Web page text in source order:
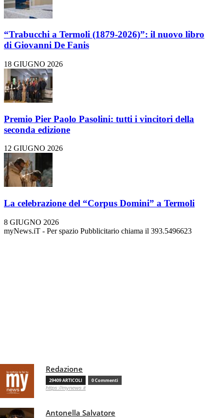
“Trabucchi a Termoli (1879-2026)”: il nuovo libro
di Giovanni De Fanis
18 GIUGNO 2026
Premio Pier Paolo Pasolini: tutti i vincitori della
seconda edizione
12 GIUGNO 2026
La celebrazione del “Corpus Domini” a Termoli
8 GIUGNO 2026
myNews.iT - Per spazio Pubblicitario chiama il 393.5496623
Redazione
29409 ARTICOLI 0 Commenti
https://mynews.it
Antonella Salvatore